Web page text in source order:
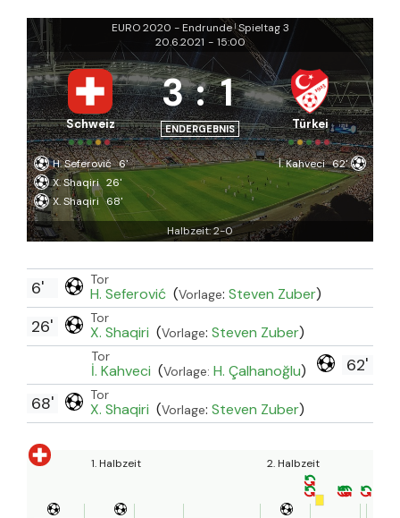
EURO 2020 - Endrunde | Spieltag 3
20.6.2021 - 15:00
Schweiz
3 : 1
ENDERGEBNIS Türkei
H. Seferović 6'
X. Shaqiri 26'
X. Shaqiri 68'
İ. Kahveci 62'
Halbzeit: 2-0
Tor
H. Seferović (Vorlage: Steven Zuber)
6'
Tor
X. Shaqiri (Vorlage: Steven Zuber)
26'
62'
Tor
İ. Kahveci (Vorlage: H. Çalhanoğlu)
Tor
X. Shaqiri (Vorlage: Steven Zuber)
68'
1. Halbzeit 2. Halbzeit